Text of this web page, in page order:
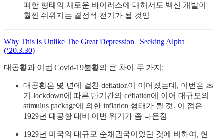
떠한 형태의 새로운 바이러스에 대해서도 백신 개발이
훨씬 쉬워지는 결정적 전기가 될 것임
Why This Is Unlike The Great Depression | Seeking Alpha
(‘20.3.30)
대공황과 이번 Covid-19불황의 큰 차이 두 가지:
대공황은 몇 년에 걸친 deflation이 이어졌는데, 이번은 초
기 lockdown에 따른 단기간의 deflation에 이어 대규모의
stimulus package에 의한 inflation 형태가 될 것. 이 점은
1929년 대공황 대비 이번 위기가 좀 나은점
1929년 미국의 대규모 순채권국이었던 것에 비하여, 현